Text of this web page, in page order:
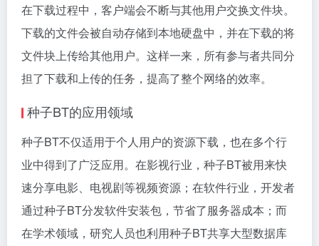
在下载过程中，客户端会不断与其他用户交换文件块。
下载的文件会被自动存储到本地硬盘中，并在下载的将
文件块上传给其他用户。这样一来，所有参与者共同分
担了下载和上传的任务，提高了整个网络的效率。
种子BT的应用领域
种子BT不仅适用于个人用户的资源下载，也在多个行
业中得到了广泛应用。在影视行业，种子BT被用来快
速分享电影、电视剧等视频资源；在软件行业，开发者
通过种子BT分发软件安装包，节省了服务器成本；而
在学术领域，研究人员也利用种子BT共享大型数据库